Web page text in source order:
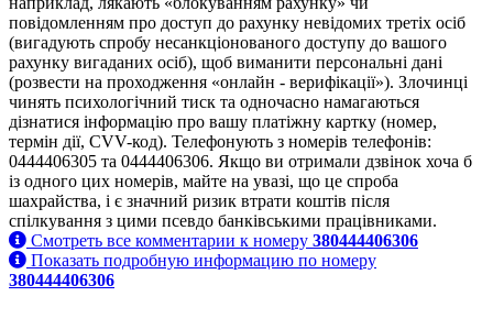
повідомленням про доступ до рахунку невідомих третіх осіб
(вигадують спробу несанкціонованого доступу до вашого
рахунку вигаданих осіб), щоб виманити персональні дані
(розвести на проходження «онлайн - верифікації»). Злочинці
чинять психологічний тиск та одночасно намагаються
дізнатися інформацію про вашу платіжну картку (номер,
термін дії, CVV-код). Телефонують з номерів телефонів:
0444406305 та 0444406306. Якщо ви отримали дзвінок хоча б
із одного цих номерів, майте на увазі, що це спроба
шахрайства, і є значний ризик втрати коштів після
спілкування з цими псевдо банківськими працівниками.
Смотреть все комментарии к номеру 380444406306
Показать подробную информацию по номеру
380444406306